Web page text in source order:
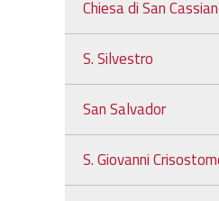
Chiesa di San
S. Silvestro
San Salvador
S. Giovanni